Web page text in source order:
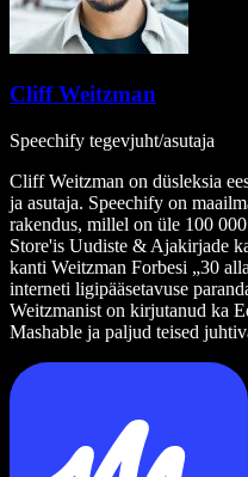
Cliff Weitzman
Speechify tegevjuht/asutaja
Cliff Weitzman on düsleksia
ja asutaja. Speechify on
rakendus, millel on üle 100
Store'is Uudiste & Ajakirjade
kanti Weitzman Forbesi „30
interneti ligipääsetavuse
Weitzmanist on kirjutanud ka
Mashable ja paljud teised